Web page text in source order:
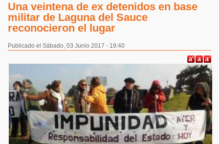
Una veintena de ex detenidos en base
militar de Laguna del Sauce
reconocieron el lugar
Publicado el Sábado, 03 Junio 2017 - 19:40